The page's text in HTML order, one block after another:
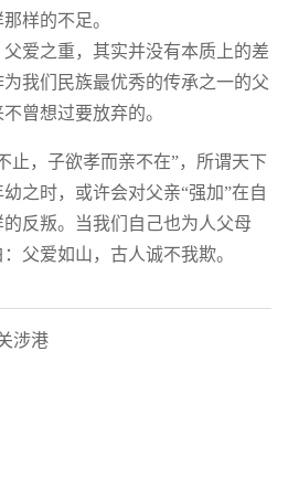
样的不足。
爱之重，其实并没有本质上的差
我们民族最优秀的传承之一的父
曾想过要放弃的。
止，子欲孝而亲不在”，所谓天下
之时，或许会对父亲“强加”在自
反叛。当我们自己也为人父母
父爱如山，古人诚不我欺。